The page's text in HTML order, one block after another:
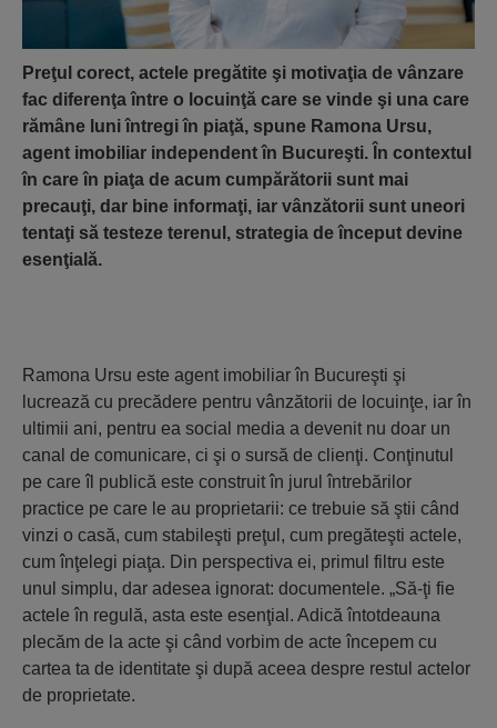
Preţul corect, actele pregătite şi motivaţia de vânzare
fac diferenţa între o locuinţă care se vinde şi una care
rămâne luni întregi în piaţă, spune Ramona Ursu,
agent imobiliar independent în Bucureşti. În contextul
în care în piaţa de acum cumpărătorii sunt mai
precauţi, dar bine informaţi, iar vânzătorii sunt uneori
tentaţi să testeze terenul, strategia de început devine
esenţială.
Ramona Ursu este agent imobiliar în Bucureşti şi
lucrează cu precădere pentru vânzătorii de locuinţe, iar în
ultimii ani, pentru ea social media a devenit nu doar un
canal de comunicare, ci şi o sursă de clienţi. Conţinutul
pe care îl publică este construit în jurul întrebărilor
practice pe care le au proprietarii: ce trebuie să ştii când
vinzi o casă, cum stabileşti preţul, cum pregăteşti actele,
cum înţelegi piaţa. Din perspectiva ei, primul filtru este
unul simplu, dar adesea ignorat: documentele. „Să-ţi fie
actele în regulă, asta este esenţial. Adică întotdeauna
plecăm de la acte şi când vorbim de acte începem cu
cartea ta de identitate şi după aceea despre restul actelor
de proprietate.